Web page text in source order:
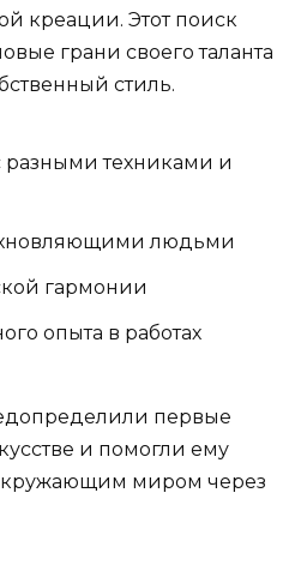
креации. Этот поиск
грани своего таланта
стиль.
техниками и
людьми
гармонии
опыта в работах
первые
и помогли ему
миром через